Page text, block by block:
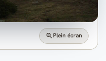
Plein écran